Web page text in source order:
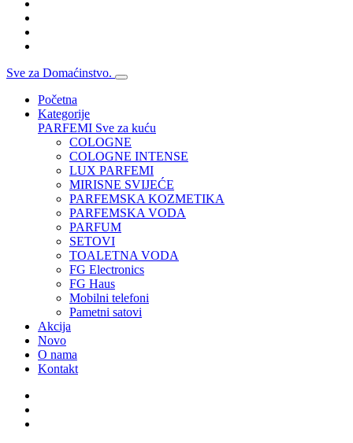
Sve za Domaćinstvo.
Početna
Kategorije
PARFEMI Sve za kuću
COLOGNE
COLOGNE INTENSE
LUX PARFEMI
MIRISNE SVIJEĆE
PARFEMSKA KOZMETIKA
PARFEMSKA VODA
PARFUM
SETOVI
TOALETNA VODA
FG Electronics
FG Haus
Mobilni telefoni
Pametni satovi
Akcija
Novo
O nama
Kontakt